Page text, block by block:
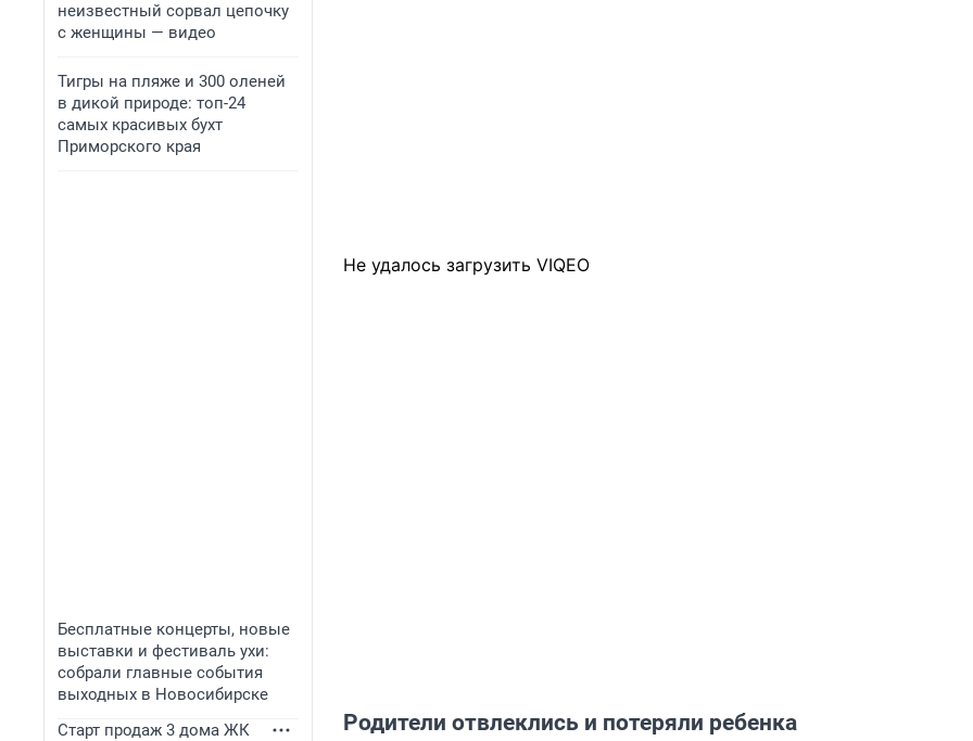
неизвестный сорвал цепочку
с женщины — видео
Тигры на пляже и 300 оленей
в дикой природе: топ-24
самых красивых бухт
Приморского края
Бесплатные концерты, новые
выставки и фестиваль ухи:
собрали главные события
выходных в Новосибирске
Старт продаж 3 дома ЖК
Не удалось загрузить VIQEO
Родители отвлеклись и потеряли ребенка